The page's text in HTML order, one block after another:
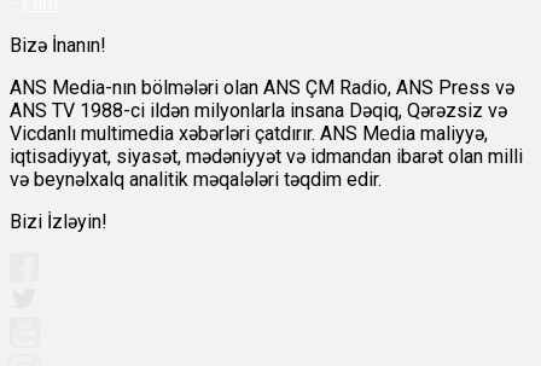
Bizə İnanın!
ANS Media-nın bölmələri olan ANS ÇM Radio, ANS Press və
ANS TV 1988-ci ildən milyonlarla insana Dəqiq, Qərəzsiz və
Vicdanlı multimedia xəbərləri çatdırır. ANS Media maliyyə,
iqtisadiyyat, siyasət, mədəniyyət və idmandan ibarət olan milli
və beynəlxalq analitik məqalələri təqdim edir.
Bizi İzləyin!